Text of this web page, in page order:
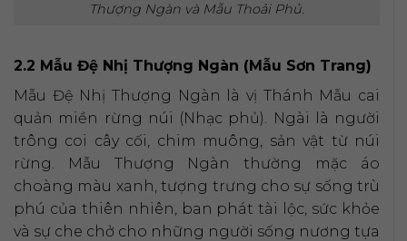
Thượng Ngàn và Mẫu Thoải Phủ.
2.2 Mẫu Đệ Nhị Thượng Ngàn (Mẫu Sơn Trang)
Mẫu Đệ Nhị Thượng Ngàn là vị Thánh Mẫu cai
quản miền rừng núi (Nhạc phủ). Ngài là người
trông coi cây cối, chim muông, sản vật từ núi
rừng. Mẫu Thượng Ngàn thường mặc áo
choàng màu xanh, tượng trưng cho sự sống trù
phú của thiên nhiên, ban phát tài lộc, sức khỏe
và sự che chở cho những người sống nương tựa